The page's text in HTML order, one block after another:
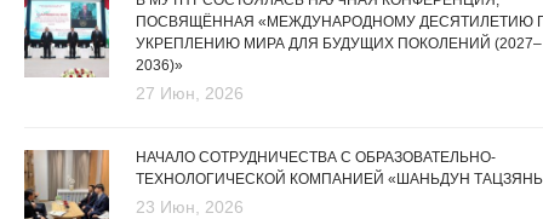
ПОСВЯЩЁННАЯ «МЕЖДУНАРОДНОМУ ДЕСЯТИЛЕТИЮ
УКРЕПЛЕНИЮ МИРА ДЛЯ БУДУЩИХ ПОКОЛЕНИЙ (2027–
2036)»
27 Июн, 2026
НАЧАЛО СОТРУДНИЧЕСТВА С ОБРАЗОВАТЕЛЬНО-
ТЕХНОЛОГИЧЕСКОЙ КОМПАНИЕЙ «ШАНЬДУН
23 Июн, 2026